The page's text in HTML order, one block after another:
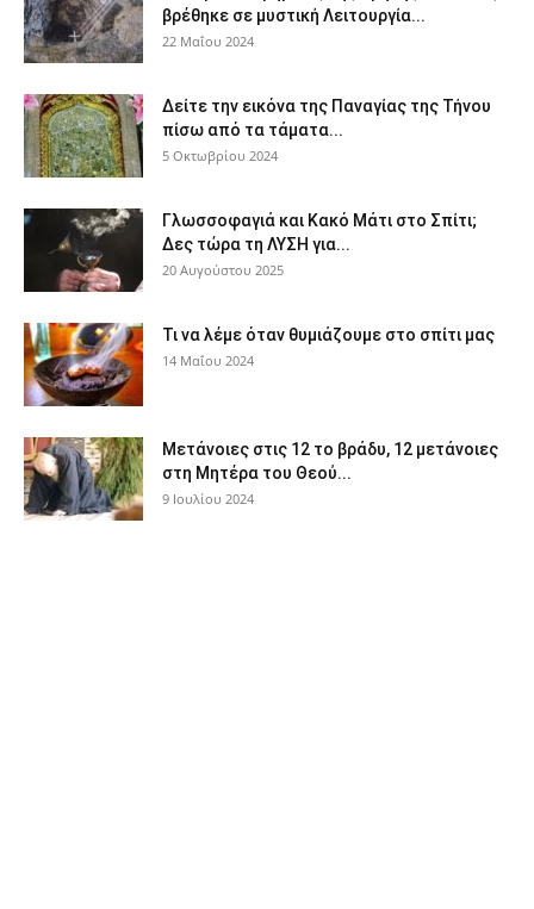
βρέθηκε σε μυστική Λειτουργία...
22 Μαΐου 2024
Δείτε την εικόνα της Παναγίας της Τήνου
πίσω από τα τάματα...
5 Οκτωβρίου 2024
Γλωσσοφαγιά και Κακό Μάτι στο Σπίτι;
Δες τώρα τη ΛΥΣΗ για...
20 Αυγούστου 2025
Τι να λέμε όταν θυμιάζουμε στο σπίτι μας
14 Μαΐου 2024
Μετάνοιες στις 12 το βράδυ, 12 μετάνοιες
στη Μητέρα του Θεού...
9 Ιουλίου 2024